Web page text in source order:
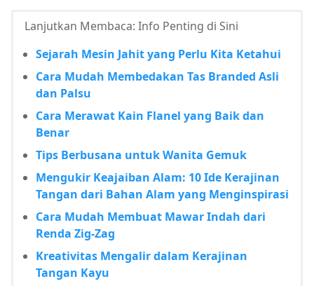
Lanjutkan Membaca: Info Penting di Sini
Sejarah Mesin Jahit yang Perlu Kita Ketahui
Cara Mudah Membedakan Tas Branded Asli
dan Palsu
Cara Merawat Kain Flanel yang Baik dan
Benar
Tips Berbusana untuk Wanita Gemuk
Mengukir Keajaiban Alam: 10 Ide Kerajinan
Tangan dari Bahan Alam yang Menginspirasi
Cara Mudah Membuat Mawar Indah dari
Renda Zig-Zag
Kreativitas Mengalir dalam Kerajinan
Tangan Kayu